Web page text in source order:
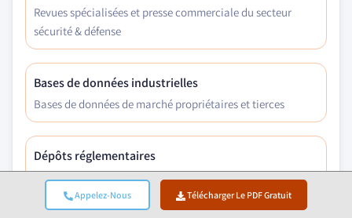
Appelez-Nous Télécharger Le PDF Gratuit
Revues spécialisées et presse commerciale du secteur
sécurité & défense
Bases de données industrielles
Bases de données de marché propriétaires et tierces
Dépôts réglementaires
Dossiers de marchés publics et documents de politique